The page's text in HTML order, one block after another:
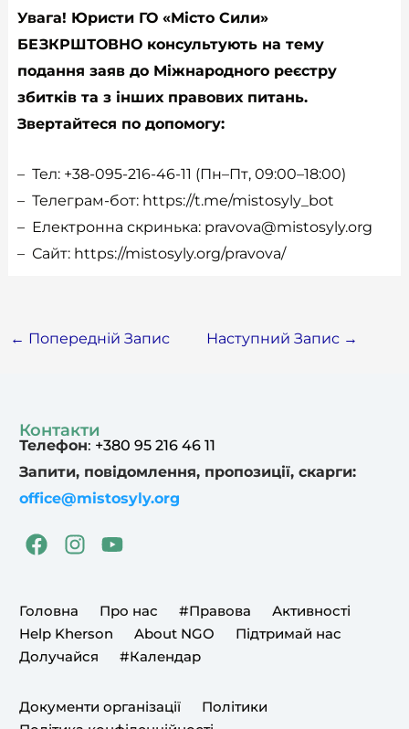
Увага! Юристи ГО «Місто Сили»
БЕЗКРШТОВНО консультують на тему
подання заяв до Міжнародного реєстру
збитків та з інших правових питань.
Звертайтеся по допомогу:
– Тел: +38-095-216-46-11 (Пн–Пт, 09:00–18:00)
– Телеграм-бот: https://t.me/mistosyly_bot
– Електронна скринька: pravova@mistosyly.org
– Сайт:https://mistosyly.org/pravova/
← Попередній Запис Наступний Запис →
Контакти
Телефон: +380 95 216 46 11
Запити, повідомлення, пропозиції, скарги:
office@mistosyly.org
F
a
e
b
o
o
I
n
t
a
g
r
m
Y
o
t
u
b
e
Головна Про нас #Правова
Активності
Help Kherson
About NGO
Підтримай нас
Долучайся
#Календар
Документи організації
Політики